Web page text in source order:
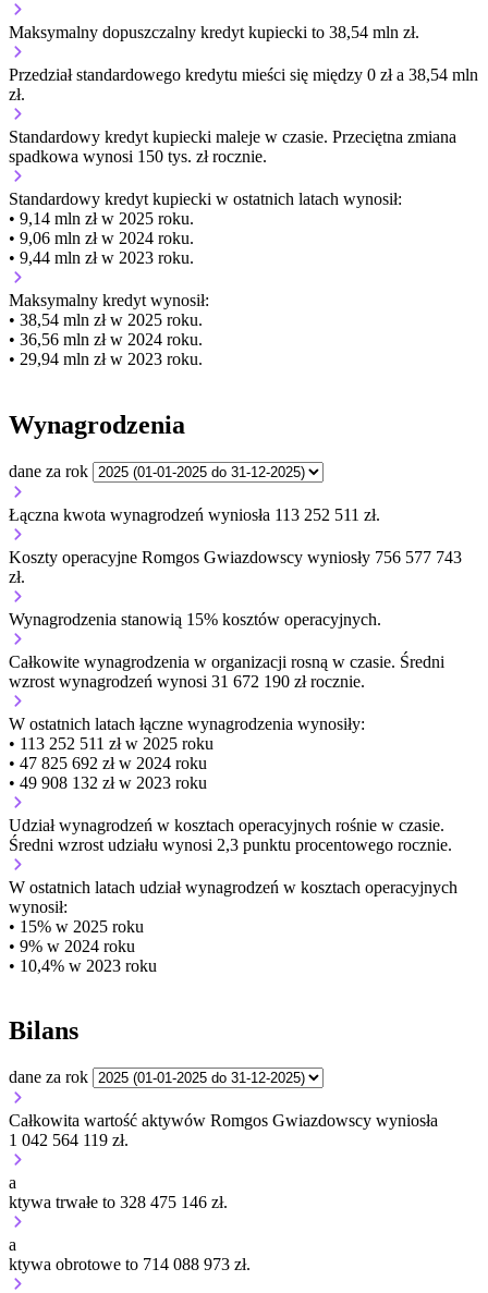
Maksymalny dopuszczalny kredyt kupiecki to 38,54 mln zł.
Przedział standardowego kredytu mieści się między 0 zł a 38,54 mln
zł.
Standardowy kredyt kupiecki maleje w czasie. Przeciętna zmiana
spadkowa wynosi 150 tys. zł rocznie.
Standardowy kredyt kupiecki w ostatnich latach wynosił:
• 9,14 mln zł w 2025 roku.
• 9,06 mln zł w 2024 roku.
• 9,44 mln zł w 2023 roku.
Maksymalny kredyt wynosił:
• 38,54 mln zł w 2025 roku.
• 36,56 mln zł w 2024 roku.
• 29,94 mln zł w 2023 roku.
Wynagrodzenia
dane za rok
Łączna kwota wynagrodzeń wyniosła 113 252 511 zł.
Koszty operacyjne Romgos Gwiazdowscy wyniosły 756 577 743
zł.
Wynagrodzenia stanowią 15% kosztów operacyjnych.
Całkowite wynagrodzenia w organizacji rosną w czasie. Średni
wzrost wynagrodzeń wynosi 31 672 190 zł rocznie.
W ostatnich latach łączne wynagrodzenia wynosiły:
• 113 252 511 zł w 2025 roku
• 47 825 692 zł w 2024 roku
• 49 908 132 zł w 2023 roku
Udział wynagrodzeń w kosztach operacyjnych rośnie w czasie.
Średni wzrost udziału wynosi 2,3 punktu procentowego rocznie.
W ostatnich latach udział wynagrodzeń w kosztach operacyjnych
wynosił:
• 15% w 2025 roku
• 9% w 2024 roku
• 10,4% w 2023 roku
Bilans
dane za rok
Całkowita wartość aktywów Romgos Gwiazdowscy wyniosła
1 042 564 119 zł.
a
ktywa trwałe to 328 475 146 zł.
a
ktywa obrotowe to 714 088 973 zł.